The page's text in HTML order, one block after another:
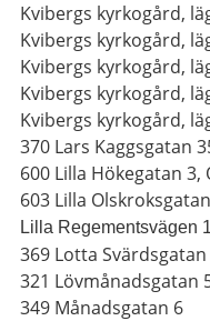
Kvibergs kyrkogård,
Kvibergs kyrkogård,
Kvibergs kyrkogård,
Kvibergs kyrkogård,
Kvibergs kyrkogård,
370 Lars Kaggsgatan
600 Lilla Hökegatan
603 Lilla
Lilla Regementsvägen
369 Lotta Svärdsgatan
321 Lövmånadsgatan
349 Månadsgatan 6